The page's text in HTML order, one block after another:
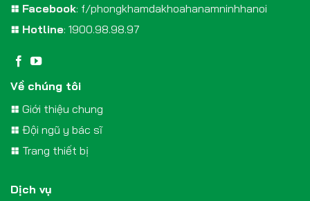
Facebook: f/phongkhamdakhoahanamninhhanoi
Hotline: 1900.98.98.97
Về chúng tôi
Giới thiệu chung
Đội ngũ y bác sĩ
Trang thiết bị
Dịch vụ